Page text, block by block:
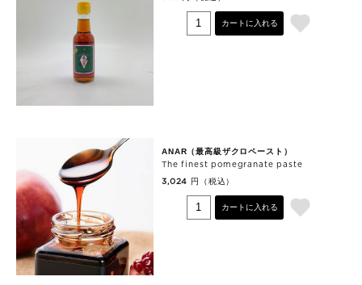
カートに入れる
ANAR（最高級ザクロペースト）
The finest pomegranate paste
3,024 円（税込）
カートに入れる